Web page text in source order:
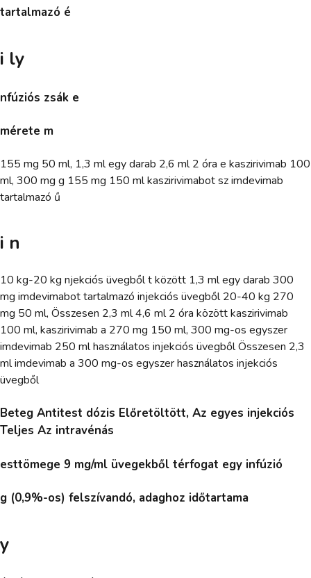
tartalmazó é
i ly
nfúziós zsák e
mérete m
155 mg 50 ml, 1,3 ml egy darab 2,6 ml 2 óra e kaszirivimab 100
ml, 300 mg g 155 mg 150 ml kaszirivimabot sz imdevimab
tartalmazó ű
i n
10 kg-20 kg njekciós üvegből t között 1,3 ml egy darab 300
mg imdevimabot tartalmazó injekciós üvegből 20-40 kg 270
mg 50 ml, Összesen 2,3 ml 4,6 ml 2 óra között kaszirivimab
100 ml, kaszirivimab a 270 mg 150 ml, 300 mg-os egyszer
imdevimab 250 ml használatos injekciós üvegből Összesen 2,3
ml imdevimab a 300 mg-os egyszer használatos injekciós
üvegből
Beteg Antitest dózis Előretöltött, Az egyes injekciós
Teljes Az intravénás
esttömege 9 mg/ml üvegekből térfogat egy infúzió
g (0,9%-os) felszívandó, adaghoz időtartama
y